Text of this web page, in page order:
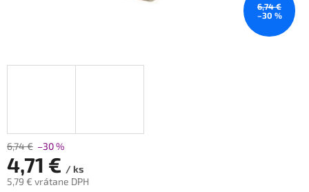
6,74 €
–30 %
6,74 € –30 %
4,71 € / ks
5,79 € vrátane DPH